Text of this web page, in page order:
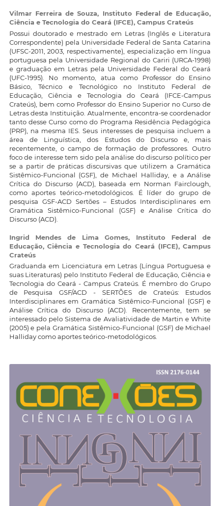
Vilmar Ferreira de Souza, Instituto Federal de Educação,
Ciência e Tecnologia do Ceará (IFCE), Campus Crateús
Possui doutorado e mestrado em Letras (Inglês e Literatura
Correspondente) pela Universidade Federal de Santa Catarina
(UFSC-2011, 2003, respectivamente), especialização em língua
portuguesa pela Universidade Regional do Cariri (URCA-1998)
e graduação em Letras pela Universidade Federal do Ceará
(UFC-1995). No momento, atua como Professor do Ensino
Básico, Técnico e Tecnológico no Instituto Federal de
Educação, Ciência e Tecnologia do Ceará (IFCE-Campus
Crateús), bem como Professor do Ensino Superior no Curso de
Letras desta Instituição. Atualmente, encontra-se coordenador
tanto desse Curso como do Programa Residência Pedagógica
(PRP), na mesma IES. Seus interesses de pesquisa incluem a
área de Linguística, dos Estudos do Discurso e, mais
recentemente, o campo de formação de professores. Outro
foco de interesse tem sido pela análise do discurso político per
se a partir de práticas discursivas que utilizem a Gramática
Sistêmico-Funcional (GSF), de Michael Halliday, e a Análise
Crítica do Discurso (ACD), baseada em Norman Fairclough,
como aportes teórico-metodológicos. É líder do grupo de
pesquisa GSF-ACD Sertões – Estudos Interdisciplinares em
Gramática Sistêmico-Funcional (GSF) e Análise Crítica do
Discurso (ACD).
Ingrid Mendes de Lima Gomes, Instituto Federal de
Educação, Ciência e Tecnologia do Ceará (IFCE), Campus
Crateús
Graduanda em Licenciatura em Letras (Língua Portuguesa e
suas Literaturas) pelo Instituto Federal de Educação, Ciência e
Tecnologia do Ceará - Campus Crateús. É membro do Grupo
de Pesquisa GSF/ACD - SERTÕES de Crateús: Estudos
Interdisciplinares em Gramática Sistêmico-Funcional (GSF) e
Análise Crítica do Discurso (ACD). Recentemente, tem se
interessado pelo Sistema de Avaliatividade de Martin e White
(2005) e pela Gramática Sistêmico-Funcional (GSF) de Michael
Halliday como aportes teórico-metodológicos.